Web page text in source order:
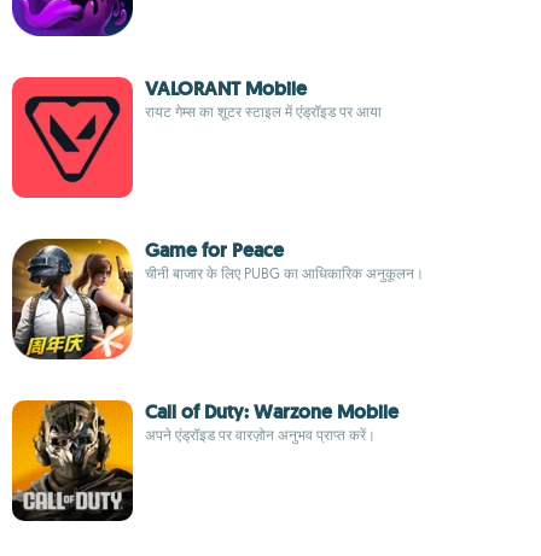
VALORANT Mobile
रायट गेम्स का शूटर स्टाइल में एंड्रॉइड पर आया
Game for Peace
चीनी बाजार के लिए PUBG का आधिकारिक अनुकूलन।
Call of Duty: Warzone Mobile
अपने एंड्रॉइड पर वारज़ोन अनुभव प्राप्त करें।